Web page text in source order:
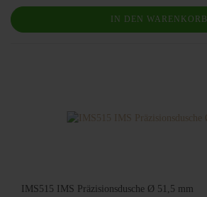
IN DEN WARENKORB
IMS515 IMS Präzisionsdusche Ø 51,5 mm